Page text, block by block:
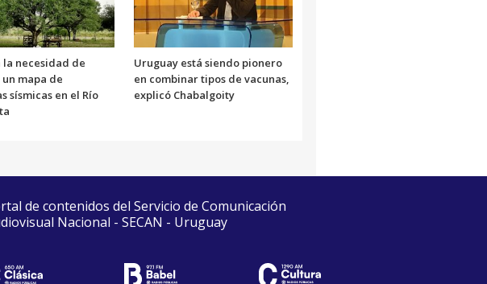
la necesidad de
mapa de
sísmicas en el Río
Uruguay está siendo pionero
en combinar tipos de vacunas,
explicó Chabalgoity
de contenidos del Servicio de Comunicación
Nacional - SECAN - Uruguay